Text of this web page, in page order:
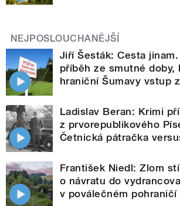
NEJPOSLOUCHANĚJŠÍ
Jiří Šesták: Cesta
příběh ze smutné doby,
hraniční Šumavy vstup
Ladislav Beran: Krimi
z prvorepublikového
Četnická pátračka
František Niedl: Zlom
o návratu do
v poválečném pohraničí